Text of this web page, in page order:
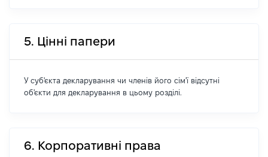
5. Цінні папери
У суб'єкта декларування чи членів його сім'ї відсутні
об'єкти для декларування в цьому розділі.
6. Корпоративні права